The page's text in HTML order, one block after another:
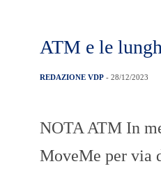
ATM e le
REDAZIONE VDP - 28/12/2023
NOTA ATM In
MoveMe per via